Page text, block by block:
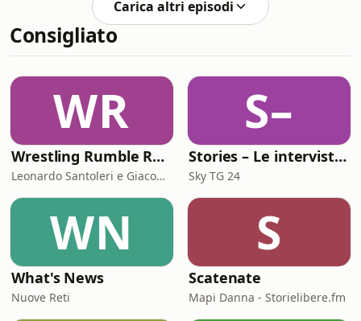
edizione del più partecipato evento
sui libri in Europa, e dialogare con
Francesco Costa, direttore del Post e
curatore della sezione Informazione
del suddetto Salone. Sanders era al
Salone per
Carica altri episodi
Consigliato
WR
Wrestling Rumble Room Podcast
Leonardo Santoleri e Giacomo Toniaccini
S–
Stories – Le interviste di Omar Schillaci
Sky TG 24
WN
What's News
Nuove Reti
S
Scatenate
Mapi Danna - Storielibere.fm